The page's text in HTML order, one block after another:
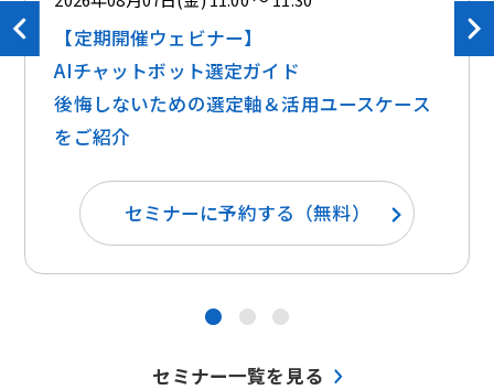
【定期開催ウェビナー】
AIチャットボット選定ガイド
後悔しないための選定軸＆活用ユースケース
をご紹介
セミナーに予約する（無料）
● ● ●
セミナー一覧を見る